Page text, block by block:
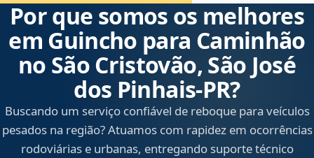
Por que somos os melhores
em Guincho para Caminhão
no São Cristovão, São José
dos Pinhais‑PR?
Buscando um serviço confiável de reboque para veículos
pesados na região? Atuamos com rapidez em ocorrências
rodoviárias e urbanas, entregando suporte técnico